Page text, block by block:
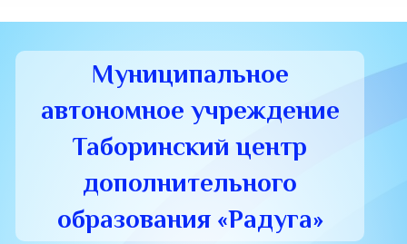
Муниципальное
автономное учреждение
Таборинский центр
дополнительного
образования «Радуга»